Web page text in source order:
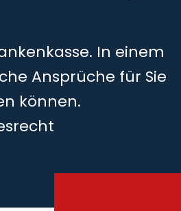
In einem
Ansprüche für Sie
können.